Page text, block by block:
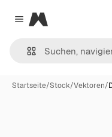
Close menu
Magnific
Startseite/Stock/Vektoren/